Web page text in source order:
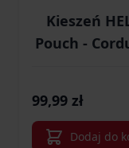
Kieszeń
Pouch -
99,99 zł
Dodaj do